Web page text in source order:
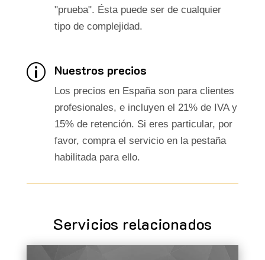
"prueba". Ésta puede ser de cualquier
tipo de complejidad.
p Nuestros precios
Los precios en España son para clientes
profesionales, e incluyen el 21% de IVA y
15% de retención. Si eres particular, por
favor, compra el servicio en la pestaña
habilitada para ello.
Servicios relacionados